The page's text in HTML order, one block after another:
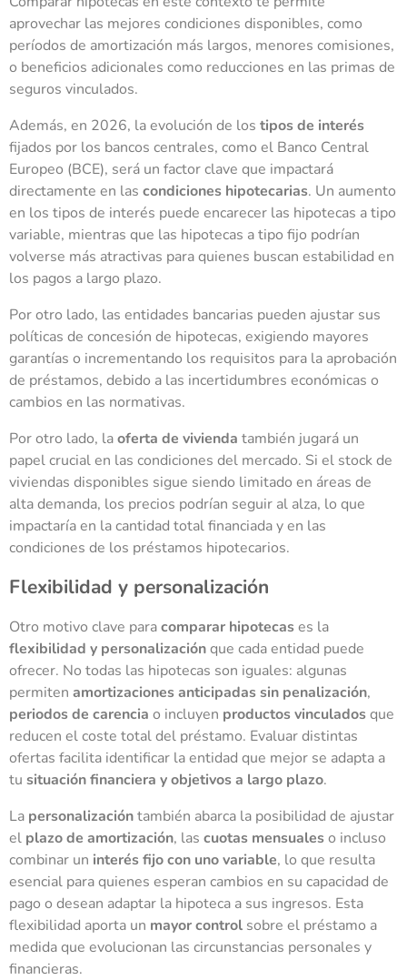
aprovechar las mejores condiciones disponibles, como
períodos de amortización más largos, menores comisiones,
o beneficios adicionales como reducciones en las primas de
seguros vinculados.
Además, en 2026, la evolución de los tipos de interés
fijados por los bancos centrales, como el Banco Central
Europeo (BCE), será un factor clave que impactará
directamente en las condiciones hipotecarias. Un aumento
en los tipos de interés puede encarecer las hipotecas a tipo
variable, mientras que las hipotecas a tipo fijo podrían
volverse más atractivas para quienes buscan estabilidad en
los pagos a largo plazo.
Por otro lado, las entidades bancarias pueden ajustar sus
políticas de concesión de hipotecas, exigiendo mayores
garantías o incrementando los requisitos para la aprobación
de préstamos, debido a las incertidumbres económicas o
cambios en las normativas.
Por otro lado, laoferta de vivienda también jugará un
papel crucial en las condiciones del mercado. Si el stock de
viviendas disponibles sigue siendo limitado en áreas de
alta demanda, los precios podrían seguir al alza, lo que
impactaría en la cantidad total financiada y en las
condiciones de los préstamos hipotecarios.
Flexibilidad y personalización
Otro motivo clave paracomparar hipotecases la
flexibilidad y personalizaciónque cada entidad puede
ofrecer. No todas las hipotecas son iguales: algunas
permiten amortizaciones anticipadas sin penalización,
periodos de carencia o incluyen productos vinculadosque
reducen el coste total del préstamo. Evaluar distintas
ofertas facilita identificar la entidad que mejor se adapta a
tu situación financiera y objetivos a largo plazo.
La personalizacióntambién abarca la posibilidad de ajustar
el plazo de amortización, las cuotas mensualeso incluso
combinar un interés fijo con uno variable, lo que resulta
esencial para quienes esperan cambios en su capacidad de
pago o desean adaptar la hipoteca a sus ingresos. Esta
flexibilidad aporta un mayor control sobre el préstamo a
medida que evolucionan las circunstancias personales y
financieras.